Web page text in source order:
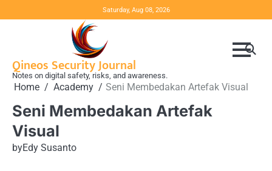
to
Saturday, Aug 08, 2026
Qineos Security Journal
Notes on digital safety, risks, and awareness.
Home Academy Seni Membedakan Artefak Visual
Seni Membedakan Artefak
Visual
byEdy Susanto